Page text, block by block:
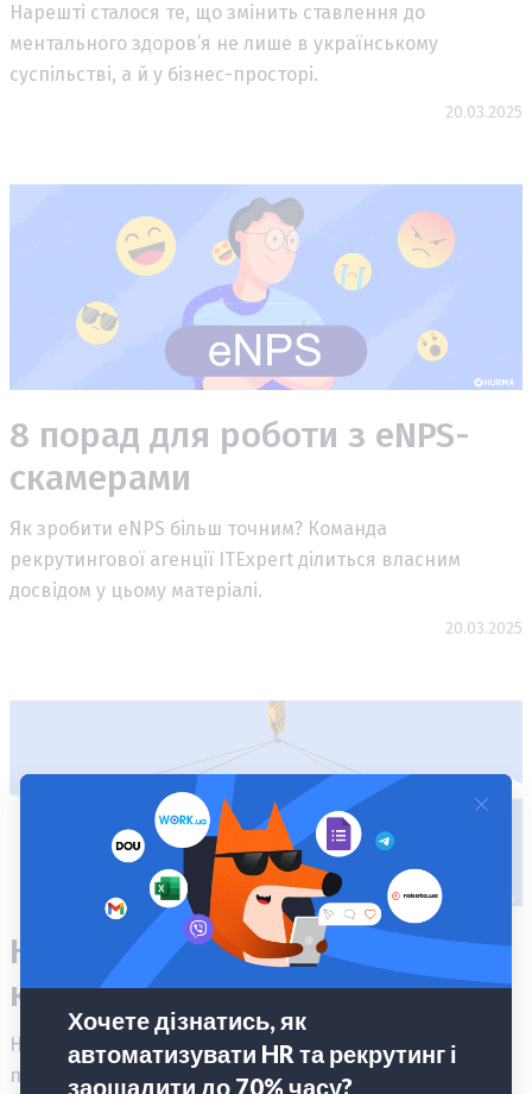
Нарешті сталося те, що змінить ставлення до
ментального здоров’я не лише в українському
суспільстві, а й у бізнес-просторі.
20.03.2025
8 порад для роботи з eNPS-
скамерами
Як зробити eNPS більш точним? Команда
рекрутингової агенції ITExpert ділиться власним
досвідом у цьому матеріалі.
20.03.2025
HRM-система для логістичної
компанії: що це і навіщо?
HRM-система в логістиці має значно ширшу роль, ніж
просто автоматизація кадрових процесів. Це зручний